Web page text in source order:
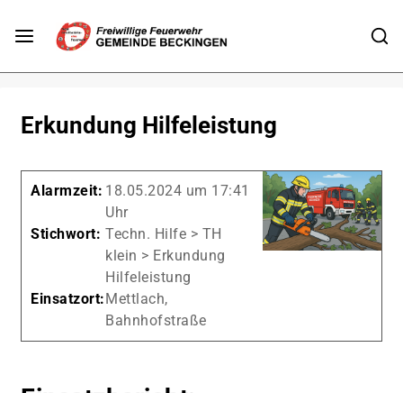
Erkundung Hilfeleistung
Alarmzeit: 18.05.2024 um 17:41
Uhr
Stichwort: Techn. Hilfe > TH
klein > Erkundung
Hilfeleistung
Einsatzort:Mettlach,
Bahnhofstraße